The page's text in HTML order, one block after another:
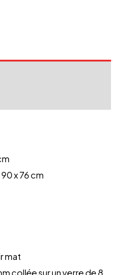
x 76 cm
mat